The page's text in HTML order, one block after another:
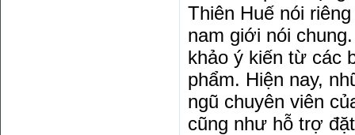
Thiên Huế nói
nam giới nói
khảo ý kiến từ các
phẩm. Hiện nay,
ngũ chuyên viên
cũng như hỗ trợ